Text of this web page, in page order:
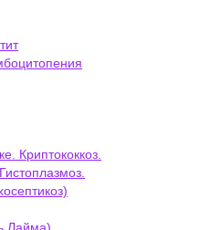
Криптококкоз.